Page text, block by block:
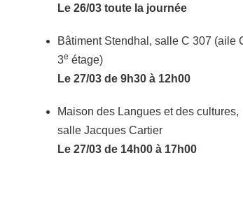
Le 26/03 toute la journée
Bâtiment Stendhal, salle C 307 (aile
3e étage)
Le 27/03 de 9h30 à 12h00
Maison des Langues et des cultures,
salle Jacques Cartier
Le 27/03 de 14h00 à 17h00